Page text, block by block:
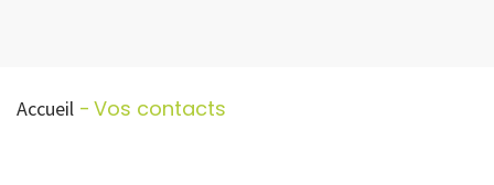
Accueil Vos contacts